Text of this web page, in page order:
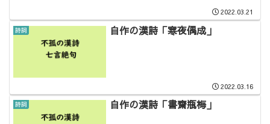
2022.03.21
詩詞 自作の漢詩「寒夜偶成」
2022.03.16
詩詞 自作の漢詩「書齋瓶梅」